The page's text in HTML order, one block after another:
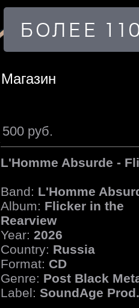
Магазин
500 руб.
L'Homme Absurde -
Band: L'Homme
Album: Flicker in the
Rearview
Year: 2026
Country: Russia
Format: CD
Genre: Post Black
Label: SoundAge Prod.